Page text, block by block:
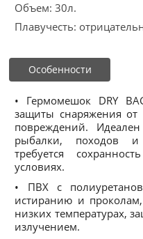
Объем: 30л.
Плавучесть:
Особенности
• Гермомешок DRY
защиты снаряжения от
повреждений.
рыбалки, походов и
требуется
условиях.
• ПВХ с
истиранию и
низких температурах,
излучением.